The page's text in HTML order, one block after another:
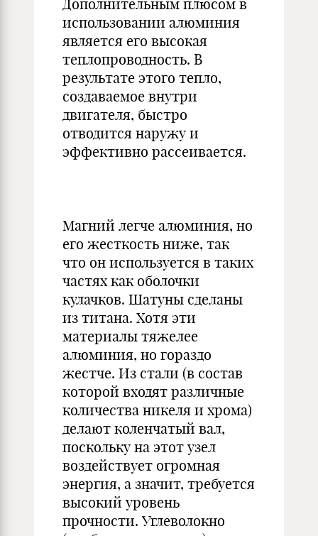
Дополнительным плюсом в
использовании алюминия
является его высокая
теплопроводность. В
результате этого тепло,
создаваемое внутри
двигателя, быстро
отводится наружу и
эффективно рассеивается.
Магний легче алюминия, но
его жесткость ниже, так
что он используется в таких
частях как оболочки
кулачков. Шатуны сделаны
из титана. Хотя эти
материалы тяжелее
алюминия, но гораздо
жестче. Из стали (в состав
которой входят различные
количества никеля и хрома)
делают коленчатый вал,
поскольку на этот узел
воздействует огромная
энергия, а значит, требуется
высокий уровень
прочности. Углеволокно